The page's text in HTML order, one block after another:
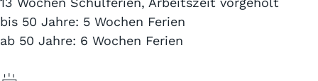
bis 50 Jahre: 5 Wochen Ferien
ab 50 Jahre: 6 Wochen Ferien